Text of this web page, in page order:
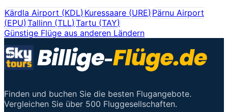
Kärdla Airport (KDL)Kuressaare (URE)Pärnu Airport
(EPU)Tallinn (TLL) Tartu (TAY)
Günstige Flüge aus anderen Ländern
Finden und buchen Sie die besten Flugangebote.
Vergleichen Sie über 500 Fluggesellschaften.